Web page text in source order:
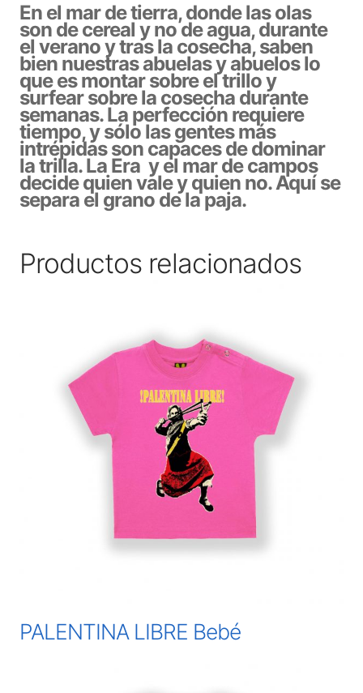
En el mar de tierra, donde las olas
son de cereal y no de agua, durante
el verano y tras la cosecha, saben
bien nuestras abuelas y abuelos lo
que es montar sobre el trillo y
surfear sobre la cosecha durante
semanas. La perfección requiere
tiempo, y sólo las gentes más
intrépidas son capaces de dominar
la trilla. La Era y el mar de campos
decide quien vale y quien no. Aquí se
separa el grano de la paja.
Productos relacionados
PALENTINA LIBRE Bebé